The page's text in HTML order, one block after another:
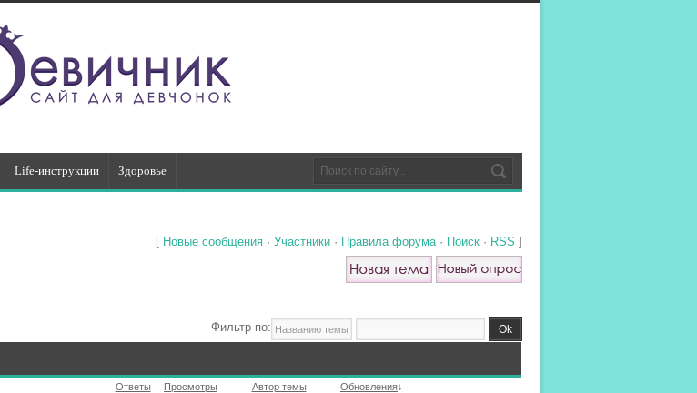
Life-инструкции Здоровье
[ Новые сообщения · Участники · Правила форума· Поиск · RSS ]
Фильтр по:
Ответы Просмотры Автор темы Обновления↓